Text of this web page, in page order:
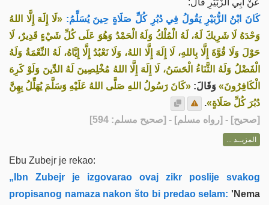
عَنْ ‌أَبِي الزُّبَيْرِ قَالَ:
كَانَ ‌ابْنُ الزُّبَيْرِ يَقُولُ فِي دُبُرِ كُلِّ صَلَاةٍ حِينَ يُسَلِّمُ: «لَا إِلَهَ إِلَّا اللهُ
وَحْدَهُ لَا شَرِيكَ لَهُ، لَهُ الْمُلْكُ وَلَهُ الْحَمْدُ وَهُوَ عَلَى كُلِّ شَيْءٍ قَدِيرٌ، لَا
حَوْلَ وَلَا قُوَّةَ إِلَّا بِاللهِ، لَا إِلَهَ إِلَّا اللهُ، ‌وَلَا ‌نَعْبُدُ ‌إِلَّا إِيَّاهُ، لَهُ النِّعْمَةُ وَلَهُ
الْفَضْلُ وَلَهُ الثَّنَاءُ الْحَسَنُ، لَا إِلَهَ إِلَّا اللهُ مُخْلِصِينَ لَهُ الدِّينَ وَلَوْ كَرِهَ
الْكَافِرُونَ»وَقَالَ:«كَانَ رَسُولُ اللهِ صَلَّى اللهُ عَلَيْهِ وَسَلَّمَ يُهَلِّلُ بِهِنَّ
دُبُرَ كُلِّ صَلَاةٍ».
[صحيح] - [رواه مسلم] - [صحيح مسلم: 594]
المزيــد ...
Ebu Zubejr je rekao:
„Ibn Zubejr je izgovarao ovaj zikr poslije svakog
propisanog namaza nakon što bi predao selam: 'Nema